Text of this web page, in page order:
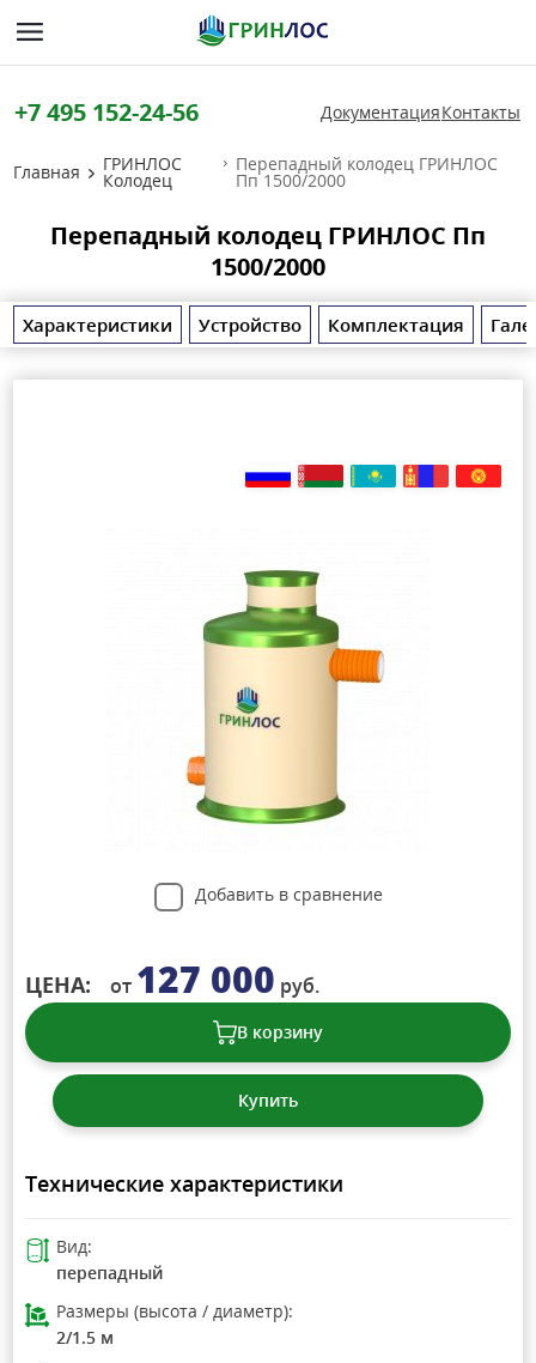
+7 495 152-24-56 ДокументацияКонтакты
Главная ГРИНЛОС
Колодец
Перепадный колодец ГРИНЛОС
Пп 1500/2000
Перепадный колодец ГРИНЛОС Пп
1500/2000
Характеристики Устройство Комплектация
Добавить в сравнение
ЦЕНА: от 127 000 руб.
В корзину
Купить
Технические характеристики
Вид:
перепадный
Размеры (высота / диаметр):
2/1.5 м